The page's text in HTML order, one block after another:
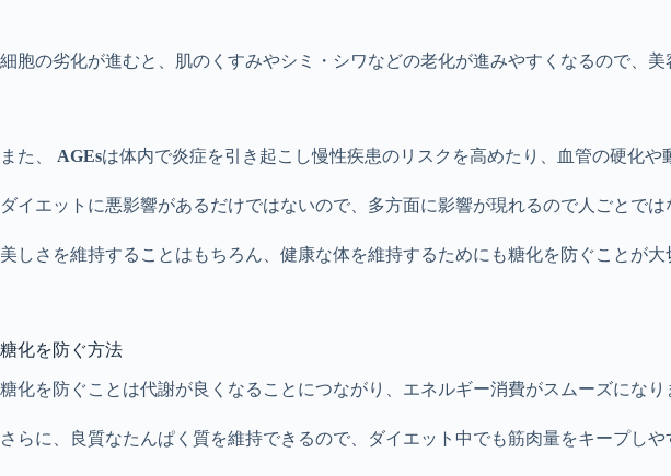
細胞の劣化が進むと、肌のくすみやシミ・シワなどの老化が進みやすくなるので、美
また、 AGEsは体内で炎症を引き起こし慢性疾患のリスクを高めたり、血管の硬化
ダイエットに悪影響があるだけではないので、多方面に影響が現れるので人ごとでは
美しさを維持することはもちろん、健康な体を維持するためにも糖化を防ぐことが大
糖化を防ぐ方法
糖化を防ぐことは代謝が良くなることにつながり、エネルギー消費がスムーズになり
さらに、良質なたんぱく質を維持できるので、ダイエット中でも筋肉量をキープし